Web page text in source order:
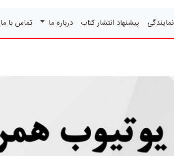
نمایندگی پیشنهاد انتشار کتاب درباره ما تماس با